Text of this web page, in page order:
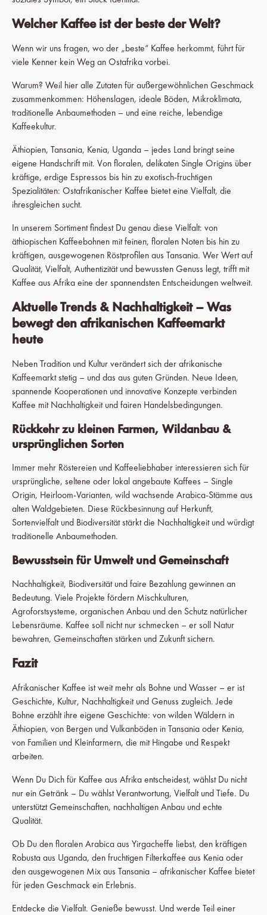
Welcher Kaffee ist der beste der Welt?
Wenn wir uns fragen, wo der „beste“ Kaffee herkommt, führt für
viele Kenner kein Weg an Ostafrika vorbei.
Warum? Weil hier alle Zutaten für außergewöhnlichen Geschmack
zusammenkommen: Höhenslagen, ideale Böden, Mikroklimata,
traditionelle Anbaumethoden – und eine reiche, lebendige
Kaffeekultur.
Äthiopien, Tansania, Kenia, Uganda – jedes Land bringt seine
eigene Handschrift mit. Von floralen, delikaten Single Origins über
kräftige, erdige Espressos bis hin zu exotisch-fruchtigen
Spezialitäten: Ostafrikanischer Kaffee bietet eine Vielfalt, die
ihresgleichen sucht.
In unserem Sortiment findest Du genau diese Vielfalt: von
äthiopischen Kaffeebohnen mit feinen, floralen Noten bis hin zu
kräftigen, ausgewogenen Röstprofilen aus Tansania. Wer Wert auf
Qualität, Vielfalt, Authentizität und bewussten Genuss legt, trifft mit
Kaffee aus Afrika eine der spannendsten Entscheidungen weltweit.
Aktuelle Trends & Nachhaltigkeit – Was
bewegt den afrikanischen Kaffeemarkt
heute
Neben Tradition und Kultur verändert sich der afrikanische
Kaffeemarkt stetig – und das aus guten Gründen. Neue Ideen,
spannende Kooperationen und innovative Konzepte verbinden
Kaffee mit Nachhaltigkeit und fairen Handelsbedingungen.
Rückkehr zu kleinen Farmen, Wildanbau &
ursprünglichen Sorten
Immer mehr Röstereien und Kaffeeliebhaber interessieren sich für
ursprüngliche, seltene oder lokal angebaute Kaffees – Single
Origin, Heirloom-Varianten, wild wachsende Arabica-Stämme aus
alten Waldgebieten. Diese Rückbesinnung auf Herkunft,
Sortenvielfalt und Biodiversität stärkt die Nachhaltigkeit und würdigt
traditionelle Anbaumethoden.
Bewusstsein für Umwelt und Gemeinschaft
Nachhaltigkeit, Biodiversität und faire Bezahlung gewinnen an
Bedeutung. Viele Projekte fördern Mischkulturen,
Agroforstsysteme, organischen Anbau und den Schutz natürlicher
Lebensräume. Kaffee soll nicht nur schmecken – er soll Natur
bewahren, Gemeinschaften stärken und Zukunft sichern.
Fazit
Afrikanischer Kaffee ist weit mehr als Bohne und Wasser – er ist
Geschichte, Kultur, Nachhaltigkeit und Genuss zugleich. Jede
Bohne erzählt ihre eigene Geschichte: von wilden Wäldern in
Äthiopien, von Bergen und Vulkanböden in Tansania oder Kenia,
von Familien und Kleinfarmern, die mit Hingabe und Respekt
arbeiten.
Wenn Du Dich für Kaffee aus Afrika entscheidest, wählst Du nicht
nur ein Getränk – Du wählst Verantwortung, Vielfalt und Tiefe. Du
unterstützt Gemeinschaften, nachhaltigen Anbau und echte
Qualität.
Ob Du den floralen Arabica aus Yirgacheffe liebst, den kräftigen
Robusta aus Uganda, den fruchtigen Filterkaffee aus Kenia oder
den ausgewogenen Mix aus Tansania – afrikanischer Kaffee bietet
für jeden Geschmack ein Erlebnis.
Entdecke die Vielfalt. Genieße bewusst. Und werde Teil einer